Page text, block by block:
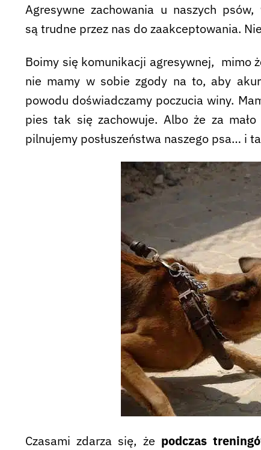
Agresywne zachowania u naszych
są trudne przez nas do zaakceptowania.
Boimy się komunikacji agresywnej, mimo
nie mamy w sobie zgody na to, aby
powodu doświadczamy poczucia winy.
pies tak się zachowuje. Albo że za
pilnujemy posłuszeństwa naszego psa… i
Czasami zdarza się, że podczas